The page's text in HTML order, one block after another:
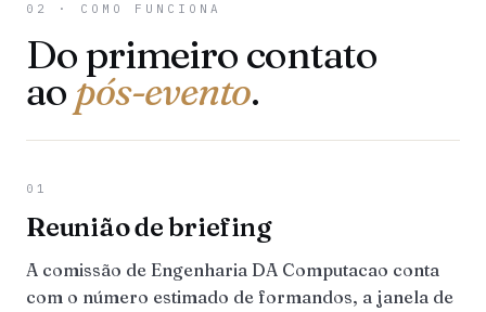
02 · COMO FUNCIONA
Do primeiro contato
ao pós-evento.
01
Reunião de briefing
A comissão de Engenharia DA Computacao conta
com o número estimado de formandos, a janela de